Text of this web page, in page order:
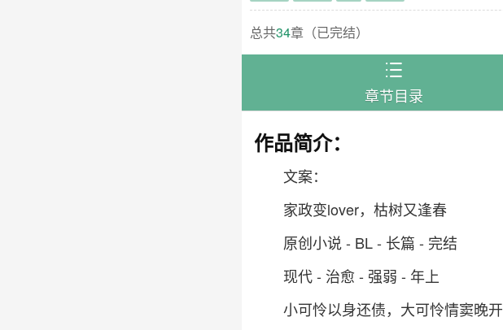
总共34章（已完结）

章节目录
作品简介：
文案：
家政变lover，枯树又逢春
原创小说 - BL - 长篇 - 完结
现代 - 治愈 - 强弱 - 年上
小可怜以身还债，大可怜情窦晚开